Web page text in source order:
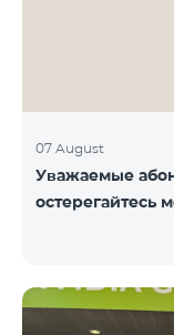
07 August
Уважаемые
остерегайтесь